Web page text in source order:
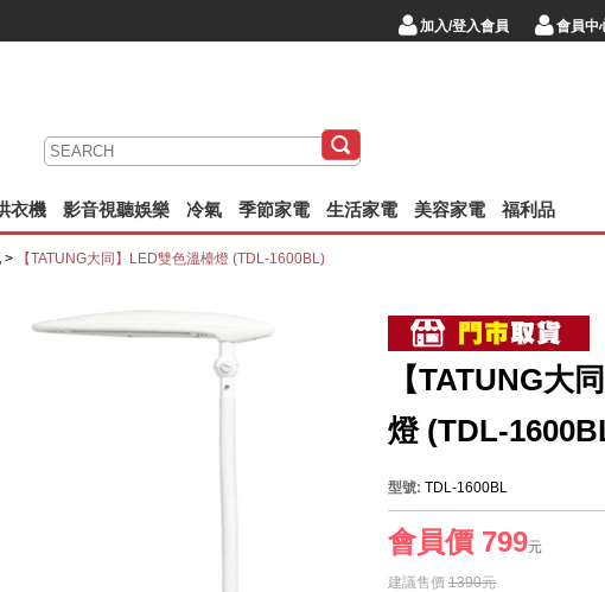
會員中
加入/登入會員
衣機 影音視聽娛樂 冷氣 季節家電 生活家電 美容家電 福利品
> 【TATUNG大同】LED雙色溫檯燈 (TDL-1600BL)
【TATUNG大
燈 (TDL-
型號: TDL-1600BL
會員價 799元
建議售價 1390元